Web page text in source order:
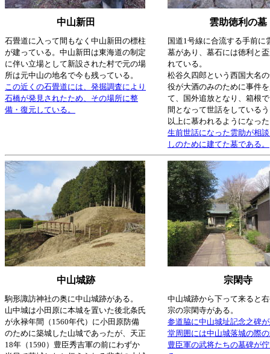
中山新田 雲助徳利の墓
石畳道に入って間もなく中山新田の標柱
が建っている。中山新田は東海道の制定
に伴い立場として新設された村で元の場
所は元中山の地名で今も残っている。
この近くの石畳道には、発掘調査により
石橋が発見されたため、その場所に整
備・復元している。
国道1号線に合流する手前に
墓があり、墓石には徳利と
れている。
松谷久四郎という西国大名
役が大酒のみのために事件
て、国外追放となり、箱根
間となって世話をしている
以上に慕われるようになっ
生前世話になった雲助が相
しのために建てた墓である。
中山城跡 宗閑寺
駒形諏訪神社の奥に中山城跡がある。
山中城は小田原に本城を置いた後北条氏
が永禄年間（1560年代）に小田原防備
のために築城した山城であったが、天正
18年（1590）豊臣秀吉軍の前にわずか
中山城跡から下って来ると
宗の宗閑寺がある。
参道脇に中山城址記念之碑
堂周囲には中山城落城の際
豊臣軍の武将たちの墓碑が